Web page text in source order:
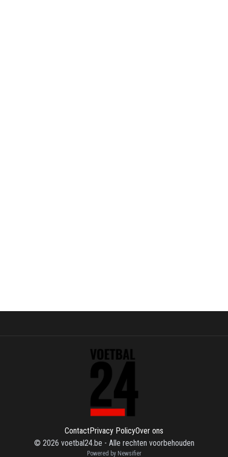
ContactPrivacy PolicyOver ons
© 2026 voetbal24.be - Alle rechten voorbehouden
Powered by Newsifier